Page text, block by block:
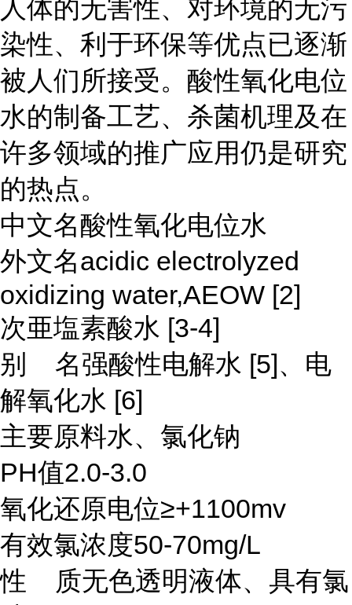
人体的无害性、对环境的无污
染性、利于环保等优点已逐渐
被人们所接受。酸性氧化电位
水的制备工艺、杀菌机理及在
许多领域的推广应用仍是研究
的热点。
中文名酸性氧化电位水
外文名acidic electrolyzed
oxidizing water,AEOW [2]
次亜塩素酸水 [3-4]
别 名强酸性电解水 [5]、电
解氧化水 [6]
主要原料水、氯化钠
PH值2.0-3.0
氧化还原电位≥+1100mv
有效氯浓度50-70mg/L
性 质无色透明液体、具有氯